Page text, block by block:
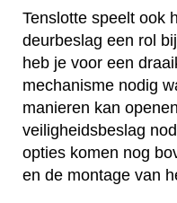
Tenslotte speelt ook
deurbeslag een rol
heb je voor een
mechanisme nodig
manieren kan
veiligheidsbeslag
opties komen nog
en de montage van